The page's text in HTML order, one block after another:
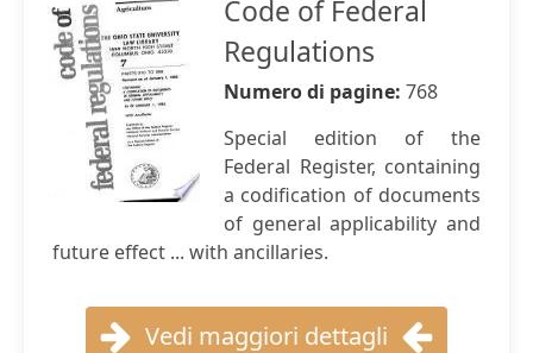
Code of Federal
Regulations
Numero di pagine: 768
Special edition of the
Federal Register, containing
a codification of documents
of general applicability and
future effect ... with ancillaries.
Vedi maggiori dettagli